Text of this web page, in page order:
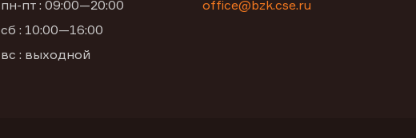
пн-пт : 09:00—20:00
сб : 10:00—16:00
вс : выходной
office@bzk.cse.ru